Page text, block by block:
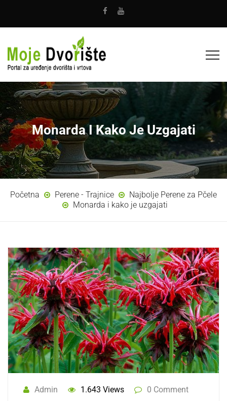
Monarda I Kako Je Uzgajati
Početna Perene - Trajnice
Najbolje Perene za Pčele
Monarda i kako je uzgajati
Admin 1.643 Views 0 Comment